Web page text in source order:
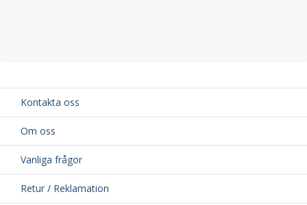
Kontakta oss
Om oss
Vanliga frågor
Retur / Reklamation